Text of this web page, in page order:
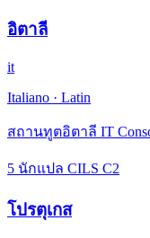
อิตาลี
it
Italiano · Latin
สถานทูตอิตาลี IT
5 นักแปล CILS C2
โปรตุเกส